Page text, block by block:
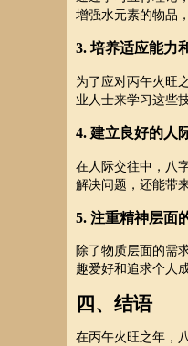
增强水元素的物品
3. 培养适应能力
为了应对丙午火旺
业人士来学习这些
4. 建立良好的人
在人际交往中，八
解决问题，还能带
5. 注重精神层面
除了物质层面的需
趣爱好和追求个人
四、结语
在丙午火旺之年，